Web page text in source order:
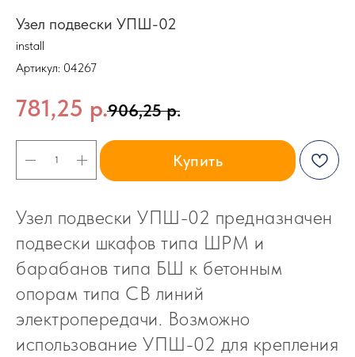
Узел подвески УПШ-02
install
Артикул: 04267
781,25 р.906,25 р.
Купить
Узел подвески УПШ-02 предназначен
подвески шкафов типа ШРМ и
барабанов типа БШ к бетонным
опорам типа СВ линий
электропередачи. Возможно
использование УПШ-02 для крепления